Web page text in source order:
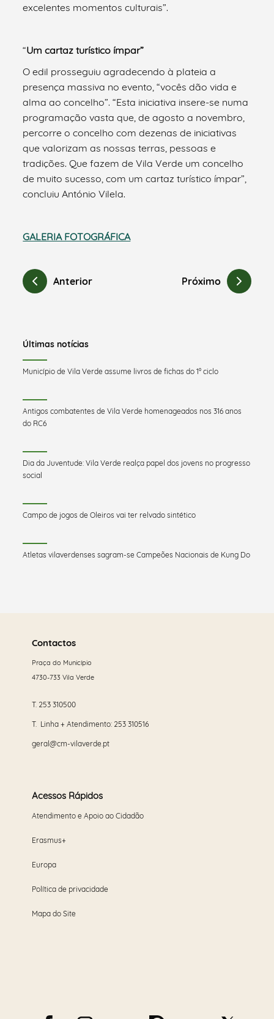
excelentes momentos culturais”.
“Um cartaz turístico ímpar”
O edil prosseguiu agradecendo à plateia a
presença massiva no evento, “vocês dão vida e
alma ao concelho”. “Esta iniciativa insere-se numa
programação vasta que, de agosto a novembro,
percorre o concelho com dezenas de iniciativas
que valorizam as nossas terras, pessoas e
tradições. Que fazem de Vila Verde um concelho
de muito sucesso, com um cartaz turístico ímpar”,
concluiu António Vilela.
GALERIA FOTOGRÁFICA
Anterior Próximo
Últimas notícias
Município de Vila Verde assume livros de fichas do 1º ciclo
Antigos combatentes de Vila Verde homenageados nos 316 anos
do RC6
Dia da Juventude: Vila Verde realça papel dos jovens no progresso
social
Campo de jogos de Oleiros vai ter relvado sintético
Atletas vilaverdenses sagram-se Campeões Nacionais de Kung Do
maisContactos
Praça do Município
4730-733 Vila Verde
T. 253 310500
T. Linha + Atendimento: 253 310516
geral@cm-vilaverde.pt
Acessos Rápidos
Atendimento e Apoio ao Cidadão
Erasmus+
Europa
Política de privacidade
Mapa do Site